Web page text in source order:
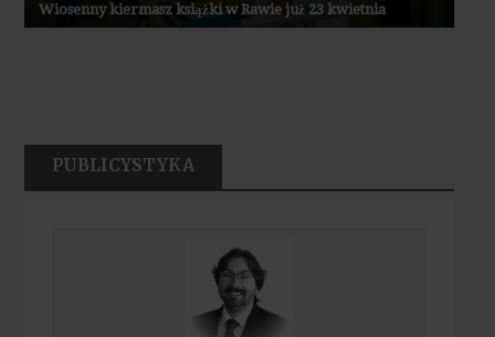
Wiosenny kiermasz książki w Rawie już 23 kwietnia
PUBLICYSTYKA